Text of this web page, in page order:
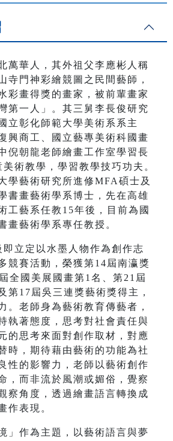
萬華人，其外祖父李應彬人稱
寺門神彩繪競圖之民間藝師，
彩畫得獎的畫家，被前輩畫家
第一人」。其三舅李長俊研究
立彰化師範大學美術系系主
興商工、國立藝專美術科國畫
倪朝龍老師繪畫工作室學習長
術教學，學習教學技巧功夫。
學藝術研究所進修MFA碩士及
書畫藝術學系博士，先在高雄
工藝系任教15年後，目前為國
畫藝術學系專任教授。
立定以水墨人物作為創作志
競賽活動，榮獲第14屆南瀛獎
全國美展國畫第1名、第21屆
第17屆吳三連獎藝術獎得主，
。老師身為藝術教育傳藝者，
執著態度，思考對社會責任與
的思考來面對創作取材，對應
時，期待藉由藝術的功能為社
性的影響力，老師以藝術創作
，而非流於風潮或媚俗，覺察
察角度，透過繪畫語言轉換成
作表現。
」作為主題，以藝術語言與夢